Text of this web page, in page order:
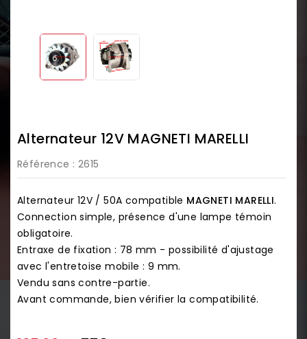
Alternateur 12V MAGNETI MARELLI
Référence : 2615
Alternateur 12V / 50A compatible MAGNETI MARELLI.
Connection simple, présence d'une lampe témoin
obligatoire.
Entraxe de fixation : 78 mm - possibilité d'ajustage
avec l'entretoise mobile : 9 mm.
Vendu sans contre-partie.
Avant commande, bien vérifier la compatibilité.